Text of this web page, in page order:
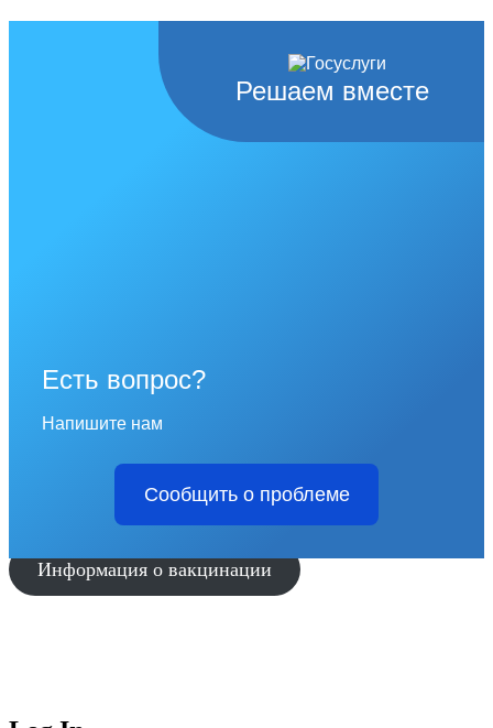
Решаем вместе
Есть вопрос?
Напишите нам
Сообщить о проблеме
Информация о вакцинации